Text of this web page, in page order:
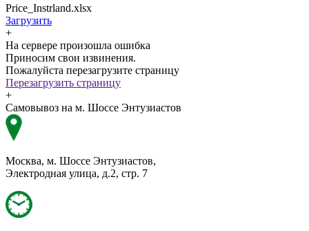
Price_Instrland.xlsx
Загрузить
+
На сервере произошла ошибка
Приносим свои извинения.
Пожалуйста перезагрузите страницу
Перезагрузить страницу
+
Самовывоз на м. Шоссе Энтузиастов
Москва, м. Шоссе Энтузиастов,
Электродная улица, д.2, стр. 7